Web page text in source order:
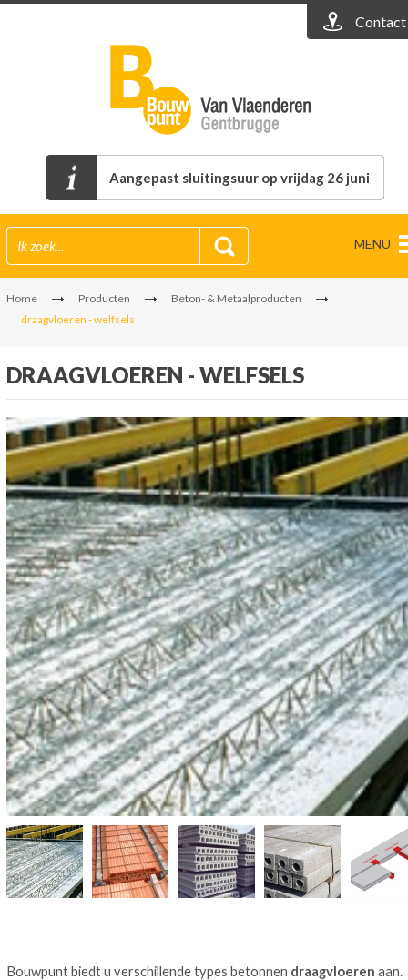
Contact
Aangepast sluitingsuur op vrijdag 26 juni
MENU
Home Producten
Beton- & Metaalproducten
draagvloeren - welfsels
DRAAGVLOEREN - WELFSELS
Bouwpunt biedt u verschillende types betonnen draagvloeren aan.